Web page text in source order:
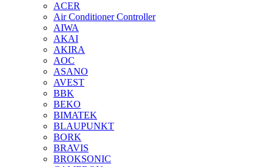
ACER
Air Conditioner Controller
AIWA
AKAI
AKIRA
AOC
ASANO
AVEST
BBK
BEKO
BIMATEK
BLAUPUNKT
BORK
BRAVIS
BROKSONIC